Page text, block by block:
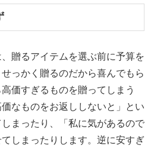
贈るアイテムを選ぶ前に予算を
っかく贈るのだから喜んでもら
価すぎるものを贈ってしまう
なものをお返ししないと」とい
まったり、「私に気があるので
しまったりします。逆に安すぎ